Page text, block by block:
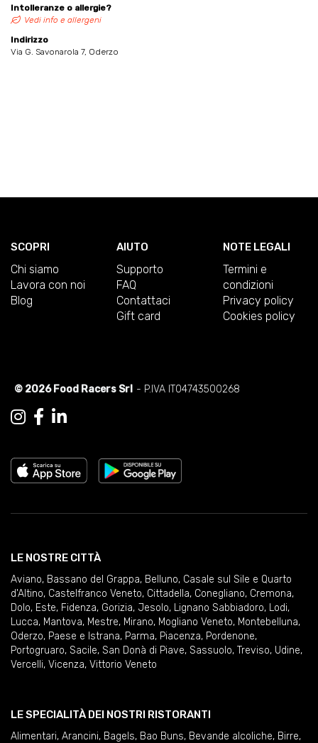
Intolleranze o allergie?
Vedi info e allergeni
Indirizzo
Via G. Savonarola 7, Oderzo
SCOPRI
Chi siamo
Lavora con noi
Blog
AIUTO
Supporto
FAQ
Contattaci
Gift card
NOTE LEGALI
Termini e
condizioni
Privacy policy
Cookies policy
© 2026 Food Racers Srl - P.IVA IT04743500268
LE NOSTRE CITTÀ
Aviano, Bassano del Grappa, Belluno, Casale sul Sile e Quarto
d'Altino, Castelfranco Veneto, Cittadella, Conegliano, Cremona,
Dolo, Este, Fidenza, Gorizia, Jesolo, Lignano Sabbiadoro, Lodi,
Lucca, Mantova, Mestre, Mirano, Mogliano Veneto, Montebelluna,
Oderzo, Paese e Istrana, Parma, Piacenza, Pordenone,
Portogruaro, Sacile, San Donà di Piave, Sassuolo, Treviso, Udine,
Vercelli, Vicenza, Vittorio Veneto
LE SPECIALITÀ DEI NOSTRI RISTORANTI
Alimentari, Arancini, Bagels, Bao Buns, Bevande alcoliche, Birre,